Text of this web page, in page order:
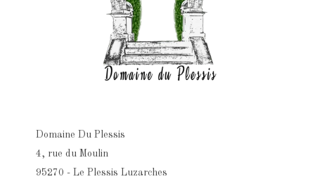
Domaine Du Plessis
4, rue du Moulin
95270 - Le Plessis Luzarches